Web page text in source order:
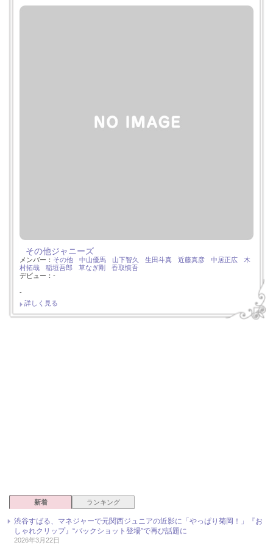
その他ジャニーズ
メンバー： その他 中山優馬 山下智久 生田斗真 近藤真彦 中居正広
木
村拓哉
稲垣吾郎 草なぎ剛
香取慎吾
デビュー：-
-
詳しく見る
新着 ランキング
渋谷すばる、マネジャーで元関西ジュニアの近影に「やっぱり菊岡！」『お
しゃれクリップ』“バックショット登場”で再び話題に
2026年3月22日